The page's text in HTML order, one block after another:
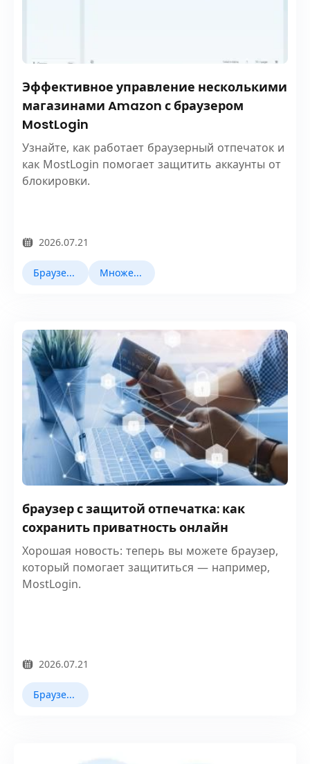
Эффективное управление несколькими
магазинами Amazon с браузером
MostLogin
Узнайте, как работает браузерный отпечаток и
как MostLogin помогает защитить аккаунты от
блокировки.
2026.07.21
Браузер Fingerprint Множественный учет
браузер с защитой отпечатка: как
сохранить приватность онлайн
Хорошая новость: теперь вы можете браузер,
который помогает защититься — например,
MostLogin.
2026.07.21
Браузер Fingerprint